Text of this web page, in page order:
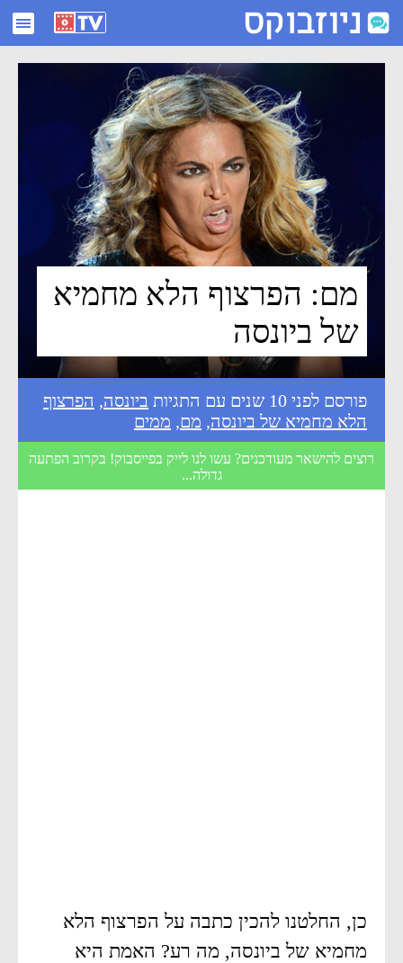
מם: הפרצוף הלא מחמיא של ביונסה - ניוזבוקס
מם: הפרצוף הלא מחמיא
של ביונסה
פורסם לפני 10 שנים עם התגיות ביונסה, הפרצוף
הלא מחמיא של ביונסה, מם, ממים
רוצים להישאר מעודכנים? עשו לנו לייק בפייסבוק! בקרוב הפתעה
גדולה...
כן, החלטנו להכין כתבה על הפרצוף הלא
מחמיא של ביונסה, מה רע? האמת היא